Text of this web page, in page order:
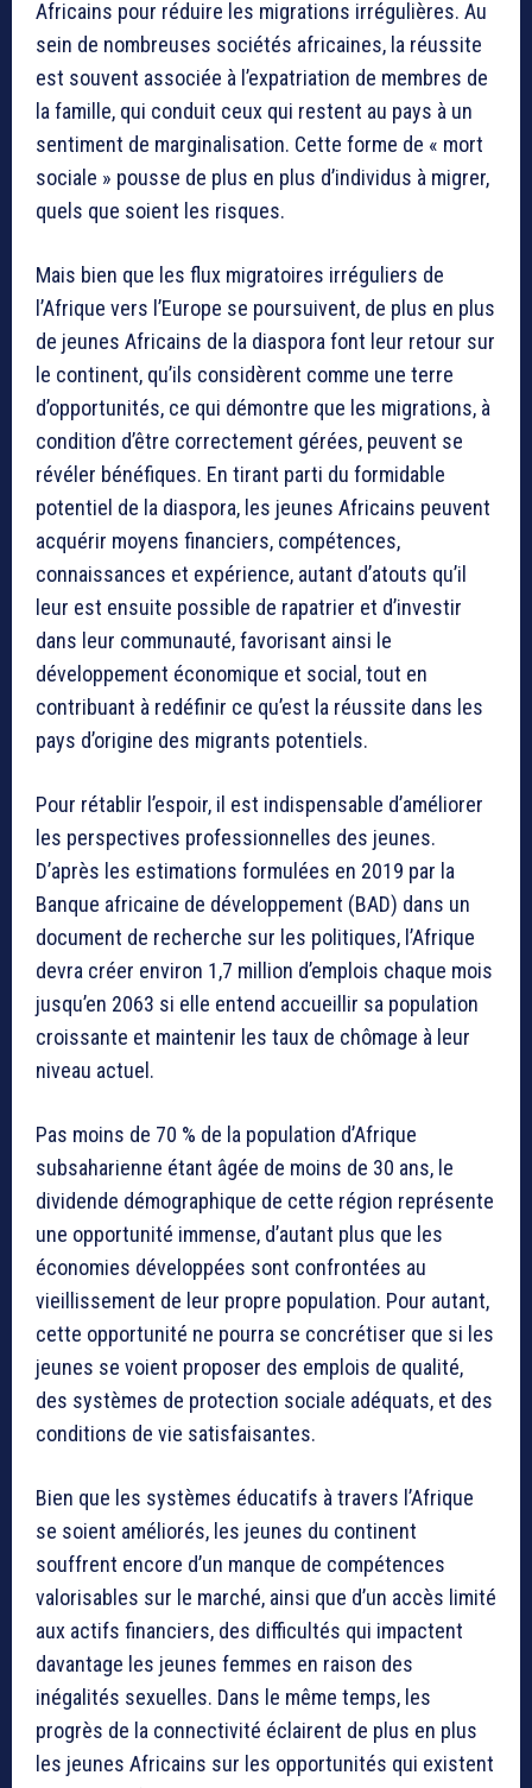
Africains pour réduire les migrations irrégulières. Au
sein de nombreuses sociétés africaines, la réussite
est souvent associée à l’expatriation de membres de
la famille, qui conduit ceux qui restent au pays à un
sentiment de marginalisation. Cette forme de « mort
sociale » pousse de plus en plus d’individus à migrer,
quels que soient les risques.
Mais bien que les flux migratoires irréguliers de
l’Afrique vers l’Europe se poursuivent, de plus en plus
de jeunes Africains de la diaspora font leur retour sur
le continent, qu’ils considèrent comme une terre
d’opportunités, ce qui démontre que les migrations, à
condition d’être correctement gérées, peuvent se
révéler bénéfiques. En tirant parti du formidable
potentiel de la diaspora, les jeunes Africains peuvent
acquérir moyens financiers, compétences,
connaissances et expérience, autant d’atouts qu’il
leur est ensuite possible de rapatrier et d’investir
dans leur communauté, favorisant ainsi le
développement économique et social, tout en
contribuant à redéfinir ce qu’est la réussite dans les
pays d’origine des migrants potentiels.
Pour rétablir l’espoir, il est indispensable d’améliorer
les perspectives professionnelles des jeunes.
D’après les estimations formulées en 2019 par la
Banque africaine de développement (BAD) dans un
document de recherche sur les politiques, l’Afrique
devra créer environ 1,7 million d’emplois chaque mois
jusqu’en 2063 si elle entend accueillir sa population
croissante et maintenir les taux de chômage à leur
niveau actuel.
Pas moins de 70 % de la population d’Afrique
subsaharienne étant âgée de moins de 30 ans, le
dividende démographique de cette région représente
une opportunité immense, d’autant plus que les
économies développées sont confrontées au
vieillissement de leur propre population. Pour autant,
cette opportunité ne pourra se concrétiser que si les
jeunes se voient proposer des emplois de qualité,
des systèmes de protection sociale adéquats, et des
conditions de vie satisfaisantes.
Bien que les systèmes éducatifs à travers l’Afrique
se soient améliorés, les jeunes du continent
souffrent encore d’un manque de compétences
valorisables sur le marché, ainsi que d’un accès limité
aux actifs financiers, des difficultés qui impactent
davantage les jeunes femmes en raison des
inégalités sexuelles. Dans le même temps, les
progrès de la connectivité éclairent de plus en plus
les jeunes Africains sur les opportunités qui existent